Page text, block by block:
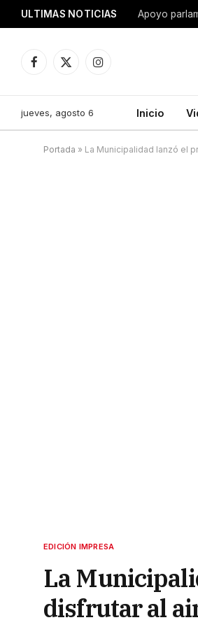
ULTIMAS NOTICIAS Apoyo
Facebook
X
Instagram
jueves, agosto 6 Inicio
Portada » La Municipalidad lanzó el
EDICIÓN IMPRESA
La
disfrutar al